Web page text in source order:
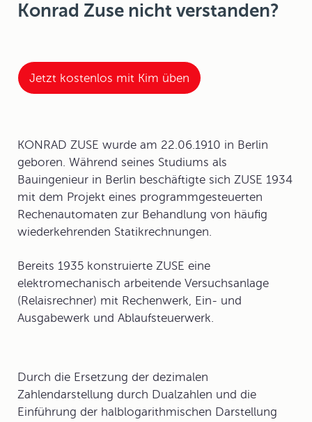
Konrad Zuse nicht verstanden?
Jetzt kostenlos mit Kim üben
KONRAD ZUSE wurde am 22.06.1910 in Berlin
geboren. Während seines Studiums als
Bauingenieur in Berlin beschäftigte sich ZUSE 1934
mit dem Projekt eines programmgesteuerten
Rechenautomaten zur Behandlung von häufig
wiederkehrenden Statikrechnungen.
Bereits 1935 konstruierte ZUSE eine
elektromechanisch arbeitende Versuchsanlage
(Relaisrechner) mit Rechenwerk, Ein- und
Ausgabewerk und Ablaufsteuerwerk.
Durch die Ersetzung der dezimalen
Zahlendarstellung durch Dualzahlen und die
Einführung der halblogarithmischen Darstellung